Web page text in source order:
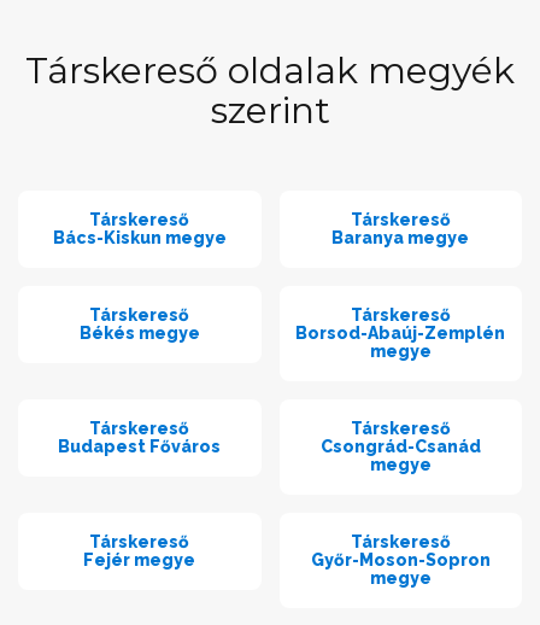
Társkereső oldalak megyék
szerint
Társkereső
Bács-Kiskun megye
Társkereső
Baranya megye
Társkereső
Békés megye
Társkereső
Borsod-Abaúj-Zemplén
megye
Társkereső
Budapest Főváros
Társkereső
Csongrád-Csanád
megye
Társkereső
Fejér megye
Társkereső
Győr-Moson-Sopron
megye